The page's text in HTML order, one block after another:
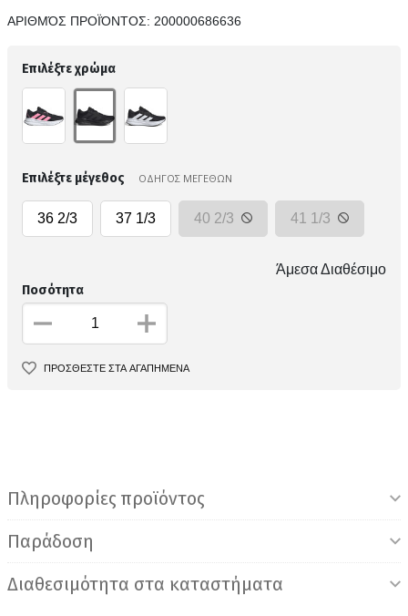
ΑΡΙΘΜΌΣ ΠΡΟΪΌΝΤΟΣ: 200000686636
Επιλέξτε χρώμα
Επιλέξτε μέγεθος ΟΔΗΓΟΣ ΜΕΓΕΘΩΝ
36 2/3 37 1/3 40 2/3 41 1/3
Άμεσα Διαθέσιμο
Ποσότητα
ΠΡΟΣΘΕΣΤΕ ΣΤΑ ΑΓΑΠΗΜΕΝΑ
Πληροφορίες προϊόντος
Παράδοση
Διαθεσιμότητα στα καταστήματα